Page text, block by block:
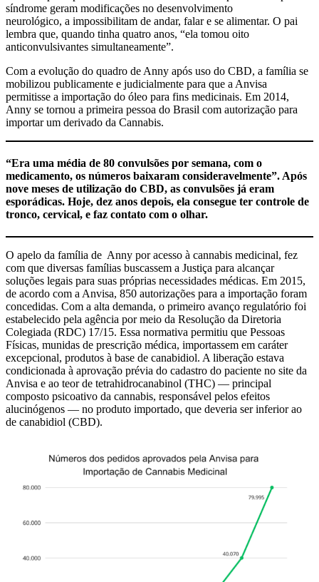
síndrome geram modificações no desenvolvimento
neurológico, a impossibilitam de andar, falar e se alimentar. O pai
lembra que, quando tinha quatro anos, “ela tomou oito
anticonvulsivantes simultaneamente”.
Com a evolução do quadro de Anny após uso do CBD, a família se
mobilizou publicamente e judicialmente para que a Anvisa
permitisse a importação do óleo para fins medicinais. Em 2014,
Anny se tornou a primeira pessoa do Brasil com autorização para
importar um derivado da Cannabis.
“Era uma média de 80 convulsões por semana, com o
medicamento, os números baixaram consideravelmente”. Após
nove meses de utilização do CBD, as convulsões já eram
esporádicas. Hoje, dez anos depois, ela consegue ter controle de
tronco, cervical, e faz contato com o olhar.
O apelo da família de Anny por acesso à cannabis medicinal, fez
com que diversas famílias buscassem a Justiça para alcançar
soluções legais para suas próprias necessidades médicas. Em 2015,
de acordo com a Anvisa, 850 autorizações para a importação foram
concedidas. Com a alta demanda, o primeiro avanço regulatório foi
estabelecido pela agência por meio da Resolução da Diretoria
Colegiada (RDC) 17/15. Essa normativa permitiu que Pessoas
Físicas, munidas de prescrição médica, importassem em caráter
excepcional, produtos à base de canabidiol. A liberação estava
condicionada à aprovação prévia do cadastro do paciente no site da
Anvisa e ao teor de tetrahidrocanabinol (THC) — principal
composto psicoativo da cannabis, responsável pelos efeitos
alucinógenos — no produto importado, que deveria ser inferior ao
de canabidiol (CBD).